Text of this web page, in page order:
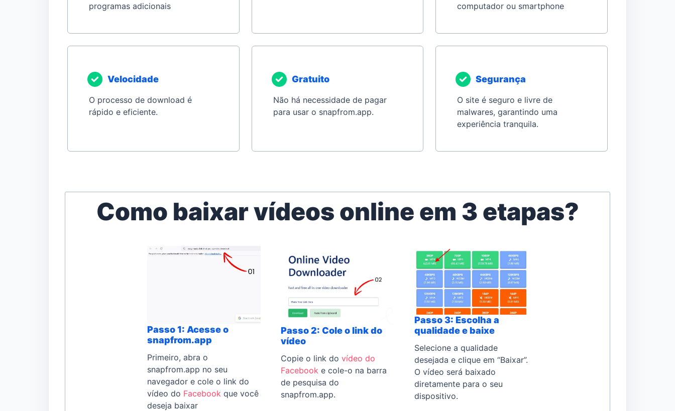
programas adicionais
computador ou smartphone
Velocidade
O processo de download é
rápido e eficiente.
Gratuito
Não há necessidade de pagar
para usar o snapfrom.app.
Segurança
O site é seguro e livre de
malwares, garantindo uma
experiência tranquila.
Como baixar vídeos online em 3 etapas?
Passo 1: Acesse o
snapfrom.app
Primeiro, abra o
snapfrom.app no seu
navegador e cole o link do
vídeo do Facebook que você
deseja baixar
Passo 2: Cole o link do
vídeo
Copie o link do vídeo do
Facebook e cole-o na barra
de pesquisa do
snapfrom.app.
Passo 3: Escolha a
qualidade e baixe
Selecione a qualidade
desejada e clique em “Baixar”.
O vídeo será baixado
diretamente para o seu
dispositivo.